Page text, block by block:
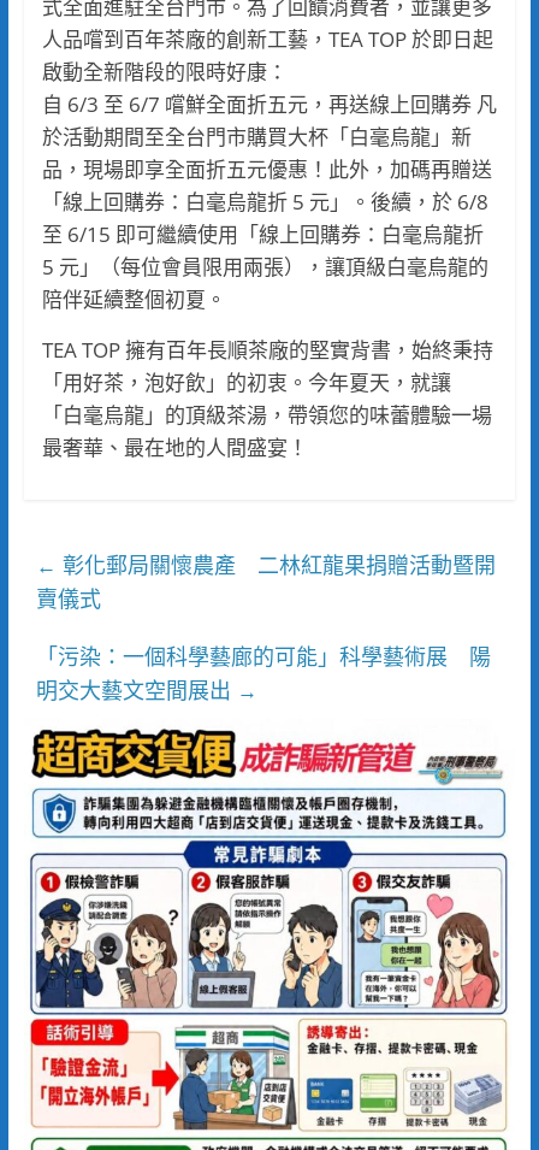
式全面進駐全台門市。為了回饋消費者，並讓更多
人品嚐到百年茶廠的創新工藝，TEA TOP 於即日起
啟動全新階段的限時好康：
自 6/3 至 6/7 嚐鮮全面折五元，再送線上回購券 凡
於活動期間至全台門市購買大杯「白毫烏龍」新
品，現場即享全面折五元優惠！此外，加碼再贈送
「線上回購券：白毫烏龍折 5 元」。後續，於 6/8
至 6/15 即可繼續使用「線上回購券：白毫烏龍折
5 元」（每位會員限用兩張），讓頂級白毫烏龍的
陪伴延續整個初夏。
TEA TOP 擁有百年長順茶廠的堅實背書，始終秉持
「用好茶，泡好飲」的初衷。今年夏天，就讓
「白毫烏龍」的頂級茶湯，帶領您的味蕾體驗一場
最奢華、最在地的人間盛宴！
← 彰化郵局關懷農產 二林紅龍果捐贈活動暨開
賣儀式
「污染：一個科學藝廊的可能」科學藝術展 陽
明交大藝文空間展出 →